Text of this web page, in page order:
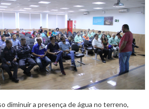
diminuir a presença de água no terreno,